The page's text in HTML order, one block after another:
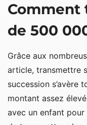
Comment
de 500
Grâce aux
article, transmettre
succession s’avère
montant assez
avec un enfant